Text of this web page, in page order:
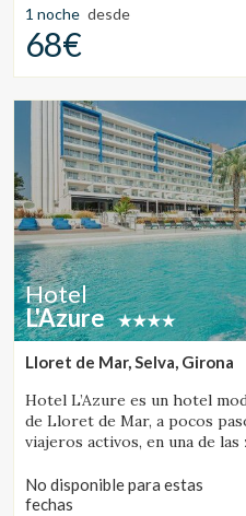
1 noche desde
68€
Hotel
L'Azure
Lloret de Mar, Selva, Girona
Hotel L’Azure es un hotel
de Lloret de Mar, a pocos
viajeros activos, en una de las
No disponible para estas
fechas